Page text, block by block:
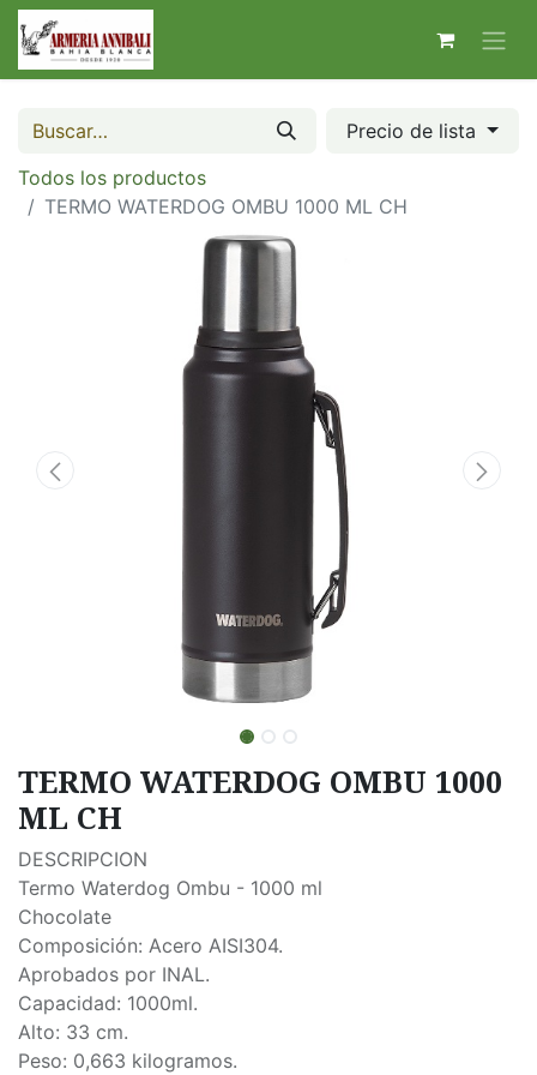
Precio de lista
Todos los productos
TERMO WATERDOG OMBU 1000 ML CH
TERMO WATERDOG OMBU 1000
ML CH
DESCRIPCION
Termo Waterdog Ombu - 1000 ml
Chocolate
Composición: Acero AISI304.
Aprobados por INAL.
Capacidad: 1000ml.
Alto: 33 cm.
Peso: 0,663 kilogramos.